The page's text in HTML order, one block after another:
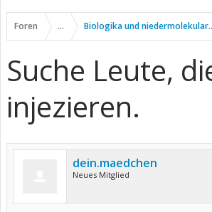
Foren ... Biologika und
Suche Leute,
injezieren.
dein.maedchen
Neues Mitglied